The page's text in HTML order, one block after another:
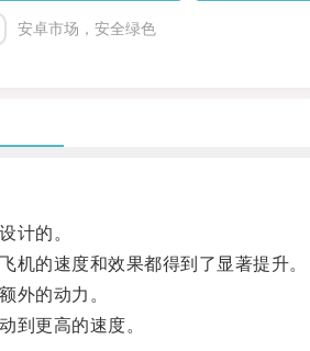
安卓市场，安全绿色
计的。
的速度和效果都得到了显著提升。
外的动力。
更高的速度。